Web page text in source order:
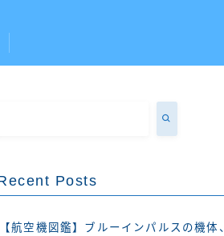
Posts
【航空機図鑑】ブルーインパルスの機体